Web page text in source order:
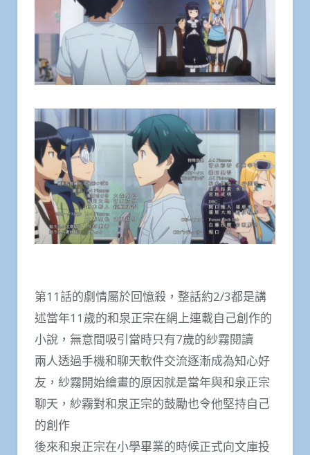
第11話的劇情屬於回憶殺，整話約2/3都是講
述當年11歲的和泉正宗在網上連載自己創作的
小說，無意間吸引當時只有7歲的紗霧閱讀
兩人透過手機和聊天軟件交流逐漸成為知心好
友，紗霧開始繪畫的原因就是當年與和泉正宗
聊天，紗霧對和泉正宗的鼓勵也令他堅持自己
的創作
後來和泉正宗在小學畢業的時候正式向文庫投